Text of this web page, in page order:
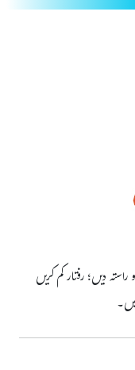
دیں؛ رفتار کم کریں